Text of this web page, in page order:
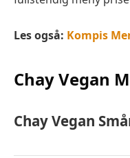
Les også: Kompis
Chay Vegan
Chay Vegan